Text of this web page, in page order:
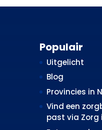
Populair
Uitgelicht
Blog
Provincies in
Vind een
past via Zorg